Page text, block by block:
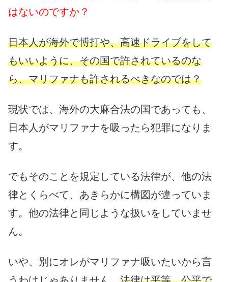
はないのですか？
日本人が海外で博打や、高速ドライブをして
もいいように、その国で許されているのな
ら、マリファナも許されるべきなのでは？
現状では、海外の大麻合法の国であっても、
日本人がマリファナを吸ったら犯罪になりま
す。
でもそのことを規定している法律が、他の法
律とくらべて、あきらかに構図が違っていま
す。他の法律と同じような扱いをしていませ
ん。
いや、別にオレがマリファナ吸いたいから言